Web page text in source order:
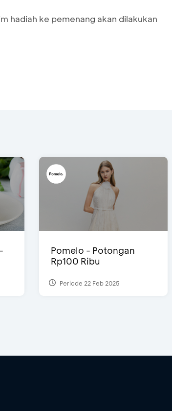
hadiah ke pemenang akan dilakukan
Pomelo - Potongan
Rp100 Ribu
Periode 22 Feb 2025